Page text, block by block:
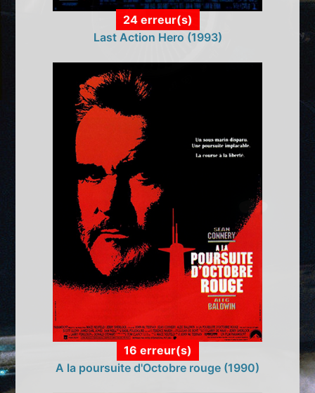
24 erreur(s)
Last Action Hero (1993)
16 erreur(s)
A la poursuite d'Octobre rouge (1990)